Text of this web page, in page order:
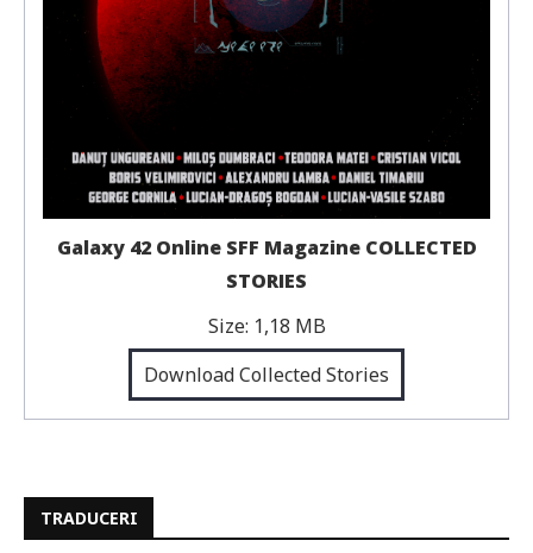
Galaxy 42 Online SFF Magazine COLLECTED
STORIES
Size: 1,18 MB
Download Collected Stories
TRADUCERI